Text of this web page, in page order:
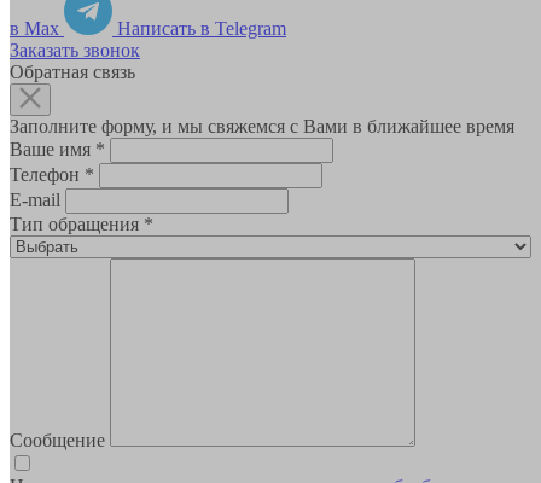
в Max
Написать в Telegram
Заказать звонок
Обратная связь
Заполните форму, и мы свяжемся с Вами в ближайшее время
Ваше имя *
Телефон *
E-mail
Тип обращения *
Сообщение